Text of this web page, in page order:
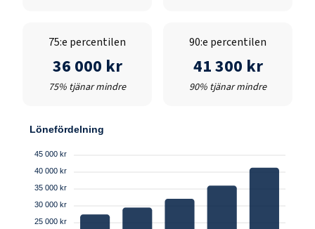
75:e percentilen
36 000 kr
75% tjänar mindre
90:e percentilen
41 300 kr
90% tjänar mindre
Lönefördelning
45 000 kr
40 000 kr
35 000 kr
30 000 kr
25 000 kr